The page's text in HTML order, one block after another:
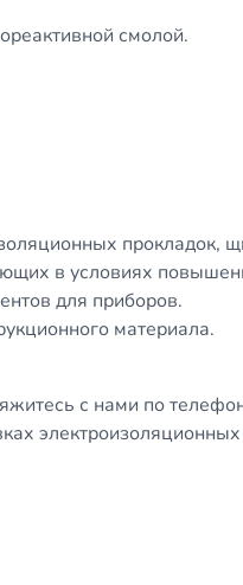
смолой.
прокладок,
в условиях
для приборов.
материала.
с нами по